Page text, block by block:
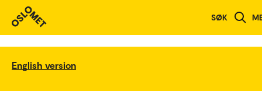
SØK
English version